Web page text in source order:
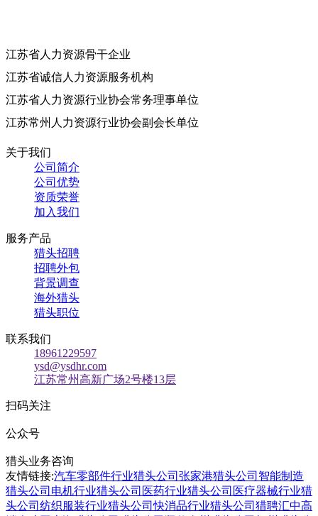
江苏省人力资源骨干企业
江苏省诚信人力资源服务机构
江苏省人力资源行业协会常务理事单位
江苏常州人力资源行业协会副会长单位
关于我们
公司简介
公司优势
资质荣誉
加入我们
服务产品
猎头招聘
招聘外包
背景调查
海外猎头
猎头职位
联系我们
18961229597
ysd@ysdhr.com
江苏常州高新广场2号楼13层
扫码关注
公众号
猎头业务咨询
友情链接:汽车零部件行业猎头公司 张家港猎头公司 智能制造
猎头公司 电机行业猎头公司 医药行业猎头公司 医疗器械行业猎
头公司 纺织服装行业猎头公司快消品行业猎头公司 猎聘汇中高